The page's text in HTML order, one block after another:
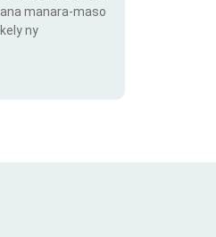
manara-maso
ny